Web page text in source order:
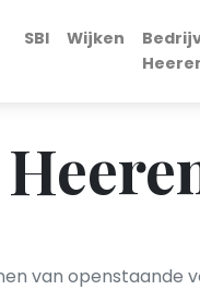
SBI Wijken
van